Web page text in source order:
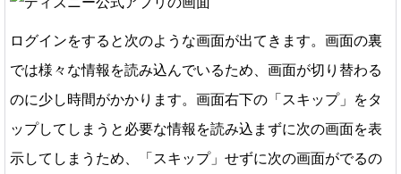
ログインをすると次のような画面が出てきます。画面の裏
では様々な情報を読み込んでいるため、画面が切り替わる
のに少し時間がかかります。画面右下の「スキップ」をタ
ップしてしまうと必要な情報を読み込まずに次の画面を表
示してしまうため、「スキップ」せずに次の画面がでるの